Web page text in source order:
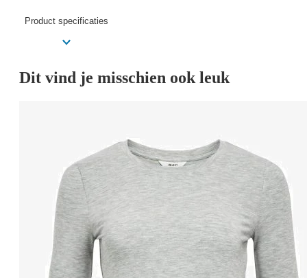
Product specificaties
Dit vind je misschien ook leuk